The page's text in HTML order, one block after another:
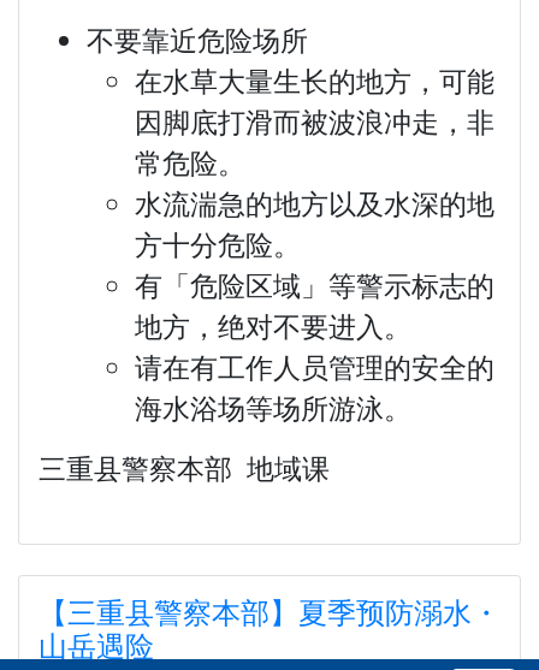
不要靠近危险场所
在水草大量生长的地方，可能
因脚底打滑而被波浪冲走，非
常危险。
水流湍急的地方以及水深的地
方十分危险。
有「危险区域」等警示标志的
地方，绝对不要进入。
请在有工作人员管理的安全的
海水浴场等场所游泳。
三重县警察本部 地域课
【三重县警察本部】夏季预防溺水・
山岳遇险